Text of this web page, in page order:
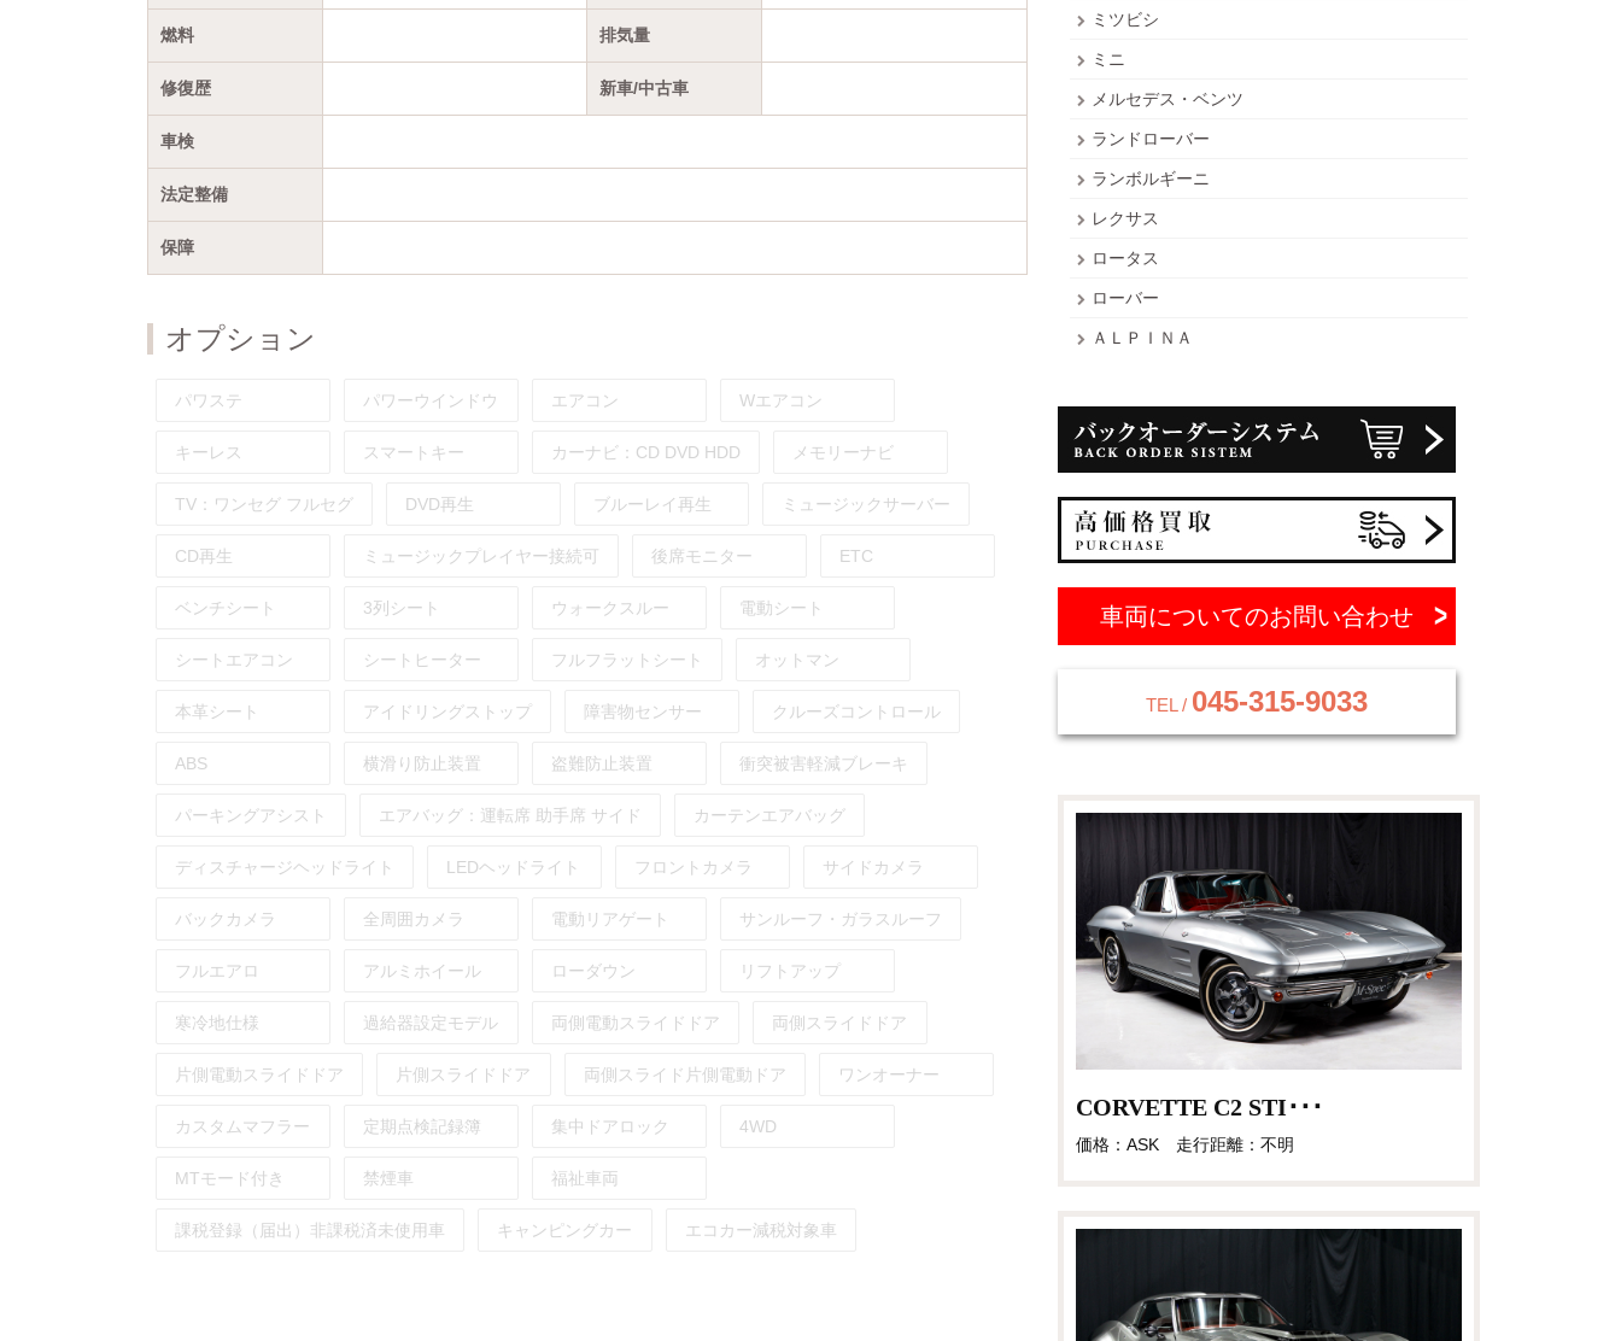
燃料 排気量
修復歴 新車/中古車
車検
法定整備
保障
オプション
パワステ パワーウインドウ エアコン Wエアコン
キーレス スマートキー カーナビ： CD DVD HDD メモリーナビ
TV： ワンセグ フルセグ DVD再生 ブルーレイ再生 ミュージックサーバー
CD再生 ミュージックプレイヤー接続可 後席モニター ETC
ベンチシート 3列シート ウォークスルー 電動シート
シートエアコン シートヒーター フルフラットシート オットマン
本革シート アイドリングストップ 障害物センサー クルーズコントロール
ABS 横滑り防止装置 盗難防止装置 衝突被害軽減ブレーキ
パーキングアシスト エアバッグ： 運転席 助手席 サイド カーテンエアバッグ
ディスチャージヘッドライト LEDヘッドライト フロントカメラ サイドカメラ
バックカメラ 全周囲カメラ 電動リアゲート サンルーフ・ガラスルーフ
フルエアロ アルミホイール ローダウン リフトアップ
寒冷地仕様 過給器設定モデル 両側電動スライドドア 両側スライドドア
片側電動スライドドア 片側スライドドア 両側スライド片側電動ドア ワンオーナー
カスタムマフラー 定期点検記録簿 集中ドアロック 4WD
MTモード付き 禁煙車 福祉車両
課税登録（届出）非課税済未使用車 キャンピングカー エコカー減税対象車
ミツビシ
ミニ
メルセデス・ベンツ
ランドローバー
ランボルギーニ
レクサス
ロータス
ローバー
ＡＬＰＩＮＡ
車両についてのお問い合わせ
TEL / 045-315-9033
CORVETTE C2 STI･･･
価格：ASK 走行距離：不明